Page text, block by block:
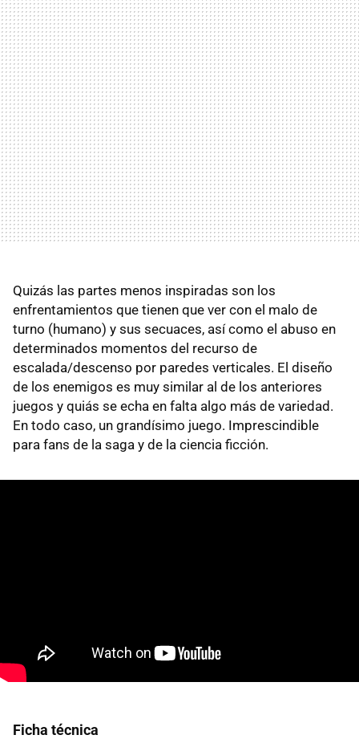
Quizás las partes menos inspiradas son los
enfrentamientos que tienen que ver con el malo de
turno (humano) y sus secuaces, así como el abuso en
determinados momentos del recurso de
escalada/descenso por paredes verticales. El diseño
de los enemigos es muy similar al de los anteriores
juegos y quiás se echa en falta algo más de variedad.
En todo caso, un grandísimo juego. Imprescindible
para fans de la saga y de la ciencia ficción.
Ficha técnica